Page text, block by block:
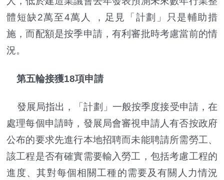
體短缺2萬至4萬人 ，足見「計劃」只是輔助措
施，而配額是按季申請，有利審批時考慮當前的情
況。
第五輪接獲18項申請
發展局指出，「計劃」一般按季度接受申請，在
處理每個申請時，發展局會審視申請人有否按政府
公布的要求先進行本地招聘而未能聘請所需勞工、
該工程是否有確實需要輸入勞工，包括考慮工程的
進度、其對每個相關工種的需要及有關人力情況